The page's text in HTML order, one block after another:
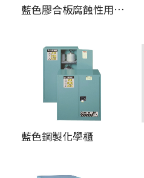
藍色膠合板腐蝕性用品安全櫃
藍色鋼製化學櫃